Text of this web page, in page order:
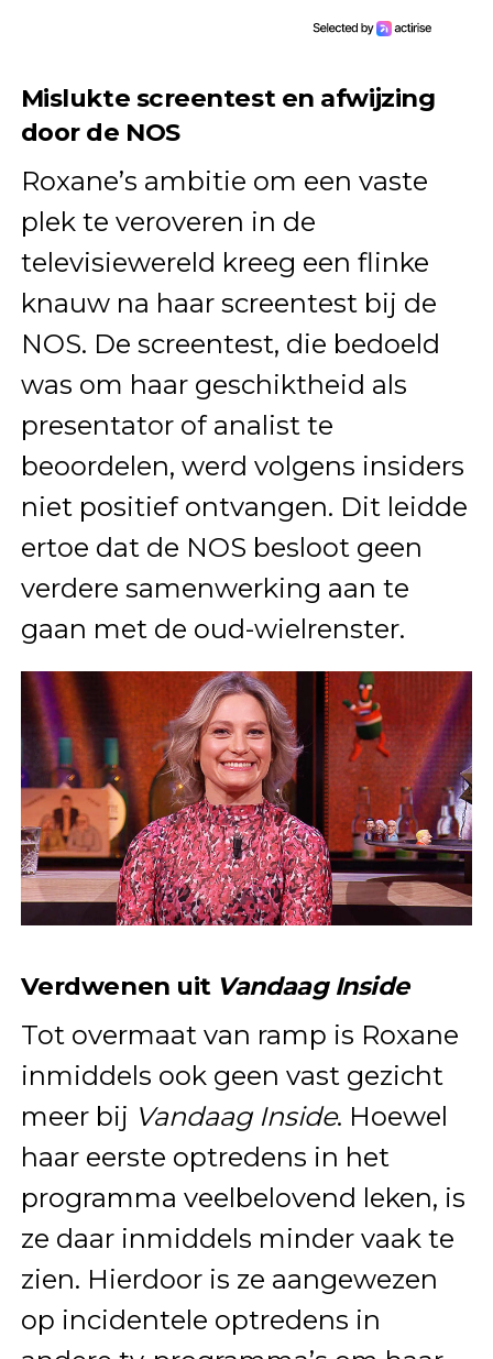
Mislukte screentest en afwijzing
door de NOS
Roxane’s ambitie om een vaste
plek te veroveren in de
televisiewereld kreeg een flinke
knauw na haar screentest bij de
NOS. De screentest, die bedoeld
was om haar geschiktheid als
presentator of analist te
beoordelen, werd volgens insiders
niet positief ontvangen. Dit leidde
ertoe dat de NOS besloot geen
verdere samenwerking aan te
gaan met de oud-wielrenster.
Verdwenen uit Vandaag Inside
Tot overmaat van ramp is Roxane
inmiddels ook geen vast gezicht
meer bij Vandaag Inside. Hoewel
haar eerste optredens in het
programma veelbelovend leken, is
ze daar inmiddels minder vaak te
zien. Hierdoor is ze aangewezen
op incidentele optredens in